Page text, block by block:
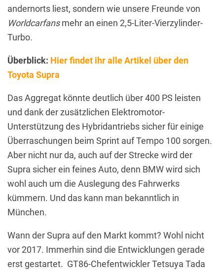
andernorts liest, sondern wie unsere Freunde von
Worldcarfansmehr an einen 2,5-Liter-Vierzylinder-
Turbo.
Überblick: Hier findet ihr alle Artikel über den
Toyota Supra
Das Aggregat könnte deutlich über 400 PS leisten
und dank der zusätzlichen Elektromotor-
Unterstützung des Hybridantriebs sicher für einige
Überraschungen beim Sprint auf Tempo 100 sorgen.
Aber nicht nur da, auch auf der Strecke wird der
Supra sicher ein feines Auto, denn BMW wird sich
wohl auch um die Auslegung des Fahrwerks
kümmern. Und das kann man bekanntlich in
München.
Wann der Supra auf den Markt kommt? Wohl nicht
vor 2017. Immerhin sind die Entwicklungen gerade
erst gestartet. GT86-Chefentwickler Tetsuya Tada